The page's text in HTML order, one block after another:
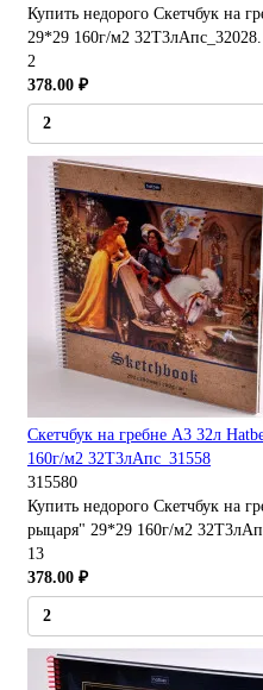
Купить недорого Скетчбук на
29*29 160г/м2 32Т3лАпс_32028.
2
378.00 ₽
Скетчбук на гребне А3 32л
160г/м2 32Т3лАпс_31558
315580
Купить недорого Скетчбук на
рыцаря" 29*29 160г/м2
13
378.00 ₽